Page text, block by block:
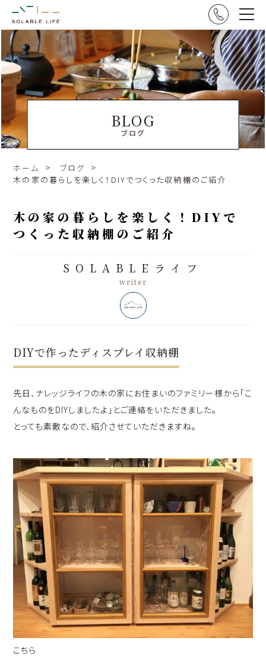
BLOG
ブログ
ホーム
ブログ
木の家の暮らしを楽しく！DIYでつくった収納棚のご紹介
木の家の暮らしを楽しく！DIYで
つくった収納棚のご紹介
SOLABLEライフ
DIYで作ったディスプレイ収納棚
先日、ナレッジライフの木の家にお住まいのファミリー様から「こ
んなものをDIYしましたよ」とご連絡をいただきました。
とっても素敵なので、紹介させていただきますね。
こちら